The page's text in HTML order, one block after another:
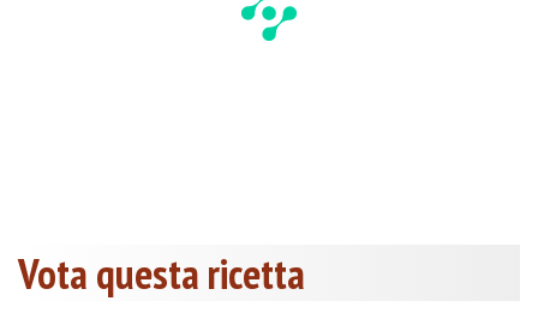
Vota questa ricetta